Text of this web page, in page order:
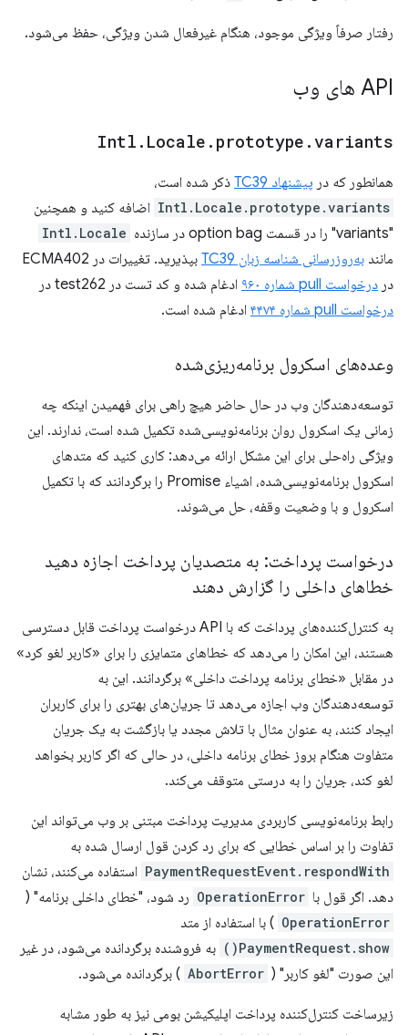
رفتار صرفاً ویژگی موجود، هنگام غیرفعال شدن ویژگی، حفظ می‌شود.
API های وب
Intl . Locale . prototype . variants
همانطور که در پیشنهاد TC39 ذکر شده است،
Intl.Locale.prototype.variants اضافه کنید و همچنین
"variants" را در قسمت option bag در سازنده
Intl.Locale
مانند به‌روزرسانی شناسه زبان TC39
بپذیرید. تغییرات در ECMA402
در درخواست pull شماره ۹۶۰
ادغام شده و کد تست در test262 در
درخواست pull شماره ۴۴۷۴
ادغام شده است.
وعده‌های اسکرول برنامه‌ریزی‌شده
توسعه‌دهندگان وب در حال حاضر هیچ راهی برای فهمیدن اینکه چه
زمانی یک اسکرول روان برنامه‌نویسی‌شده تکمیل شده است، ندارند. این
ویژگی راه‌حلی برای این مشکل ارائه می‌دهد: کاری کنید که متدهای
اسکرول برنامه‌نویسی‌شده، اشیاء Promise را برگردانند که با تکمیل
اسکرول و با وضعیت وقفه، حل می‌شوند.
درخواست پرداخت: به متصدیان پرداخت اجازه دهید
خطاهای داخلی را گزارش دهند
به کنترل‌کننده‌های پرداخت که با API درخواست پرداخت قابل دسترسی
هستند، این امکان را می‌دهد که خطاهای متمایزی را برای «کاربر لغو کرد»
در مقابل «خطای برنامه پرداخت داخلی» برگردانند. این به
توسعه‌دهندگان وب اجازه می‌دهد تا جریان‌های بهتری را برای کاربران
ایجاد کنند، به عنوان مثال با تلاش مجدد یا بازگشت به یک جریان
متفاوت هنگام بروز خطای برنامه داخلی، در حالی که اگر کاربر بخواهد
لغو کند، جریان را به درستی متوقف می‌کند.
رابط برنامه‌نویسی کاربردی مدیریت پرداخت مبتنی بر وب می‌تواند این
تفاوت را بر اساس خطایی که برای رد کردن قول ارسال شده به
PaymentRequestEvent.respondWith استفاده می‌کنند، نشان
دهد. اگر قول با OperationError رد شود، "خطای داخلی برنامه" (
OperationError ) با استفاده از متد
PaymentRequest.show()
به فروشنده برگردانده می‌شود، در غیر
این صورت "لغو کاربر" ( AbortError ) برگردانده می‌شود.
زیرساخت کنترل‌کننده پرداخت اپلیکیشن بومی نیز به طور مشابه